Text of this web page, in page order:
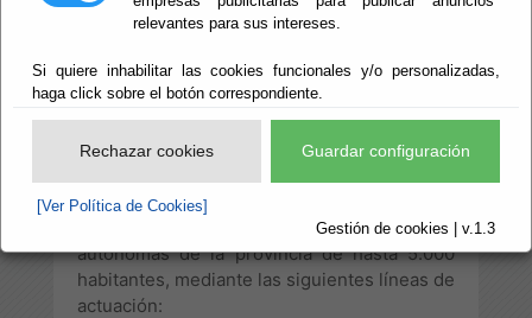
relevantes para sus intereses.
Si quiere inhabilitar las cookies funcionales y/o personalizadas,
haga click sobre el botón correspondiente.
Rechazar cookies Guardar configuración
[Ver Política de Cookies]
Gestión de cookies | v.1.3
Este proyecto tiene por objeto la concesión
de asistencias económicas para la
promoción del deporte, con la finalidad de
proyectos deportivos en el ámbito local de
ayuntamientos y entidades locales
autónomas de la provincia de hasta 5.000
habitantes, mediante las siguientes líneas de
actuación: